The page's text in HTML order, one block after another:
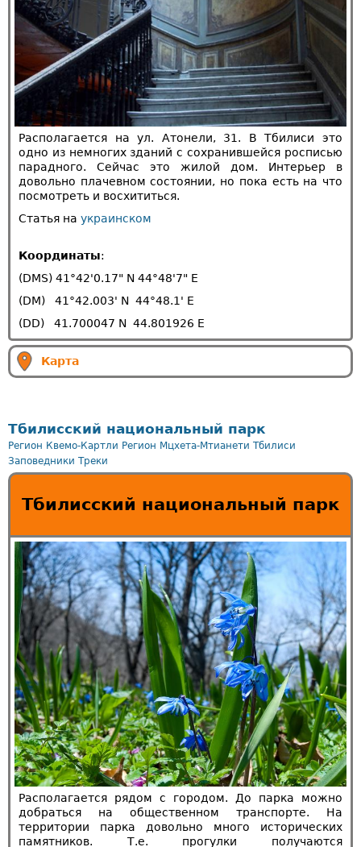
Располагается на ул. Атонели, 31. В Тбилиси это
одно из немногих зданий с сохранившейся росписью
парадного. Сейчас это жилой дом. Интерьер в
довольно плачевном состоянии, но пока есть на что
посмотреть и восхититься.
Статья на украинском
Координаты:
(DMS) 41°42'0.17" N 44°48'7" E
(DM) 41°42.003' N 44°48.1' E
(DD) 41.700047 N 44.801926 E
Карта
Тбилисский национальный парк
Регион Квемо-Картли Регион Мцхета-Мтианети Тбилиси
Заповедники Треки
Тбилисский национальный парк
Располагается рядом с городом. До парка можно
добраться на общественном транспорте. На
территории парка довольно много исторических
памятников. Т.е. прогулки получаются